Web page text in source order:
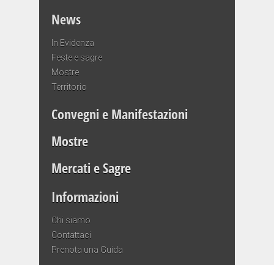
News
In Evidenza
Feste e sagre
Mostre
Territorio
Convegni e Manifestazioni
Mostre
Mercati e Sagre
Informazioni
Chi siamo
Contattaci
Prenota una Guida